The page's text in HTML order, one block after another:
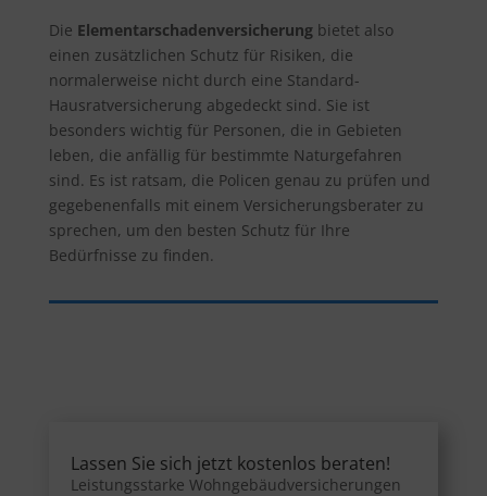
Die Elementarschadenversicherungbietet also
einen zusätzlichen Schutz für Risiken, die
normalerweise nicht durch eine Standard-
Hausratversicherung abgedeckt sind. Sie ist
besonders wichtig für Personen, die in Gebieten
leben, die anfällig für bestimmte Naturgefahren
sind. Es ist ratsam, die Policen genau zu prüfen und
gegebenenfalls mit einem Versicherungsberater zu
sprechen, um den besten Schutz für Ihre
Bedürfnisse zu finden.
Lassen Sie sich jetzt kostenlos beraten!
Leistungsstarke Wohngebäudversicherungen